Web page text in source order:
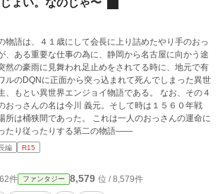
ょい。なのじゃ〜
物語は、４１歳にして会長に上り詰めたやり手のおっ
、ある重要な仕事の為に、静岡から名古屋に向かう途
然の豪雨に見舞われ足止めをされてる時に、地元で有
ルのDQNに正面から突っ込まれて死んでしまった異世
もとい異世界エンジョイ物語である。 なお、その４
おっさんの名は今川 義元。そして時は１５６０年戦
狭間であった。 これは一人のおっさんの運命に
たり従ったりする第二の物語――
編 R15
件 ファンタジー 8,579 位 / 8,579件